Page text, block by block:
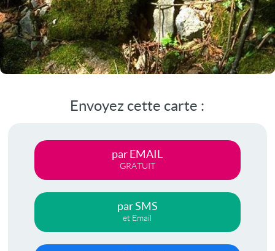
Envoyez cette carte :
par EMAIL
GRATUIT
par SMS
et Email